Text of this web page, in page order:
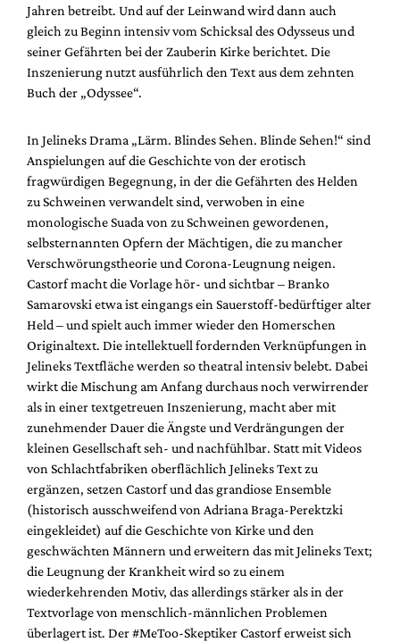
Jahren betreibt. Und auf der Leinwand wird dann auch
gleich zu Beginn intensiv vom Schicksal des Odysseus und
seiner Gefährten bei der Zauberin Kirke berichtet. Die
Inszenierung nutzt ausführlich den Text aus dem zehnten
Buch der „Odyssee“.
In Jelineks Drama „Lärm. Blindes Sehen. Blinde Sehen!“ sind
Anspielungen auf die Geschichte von der erotisch
fragwürdigen Begegnung, in der die Gefährten des Helden
zu Schweinen verwandelt sind, verwoben in eine
monologische Suada von zu Schweinen gewordenen,
selbsternannten Opfern der Mächtigen, die zu mancher
Verschwörungstheorie und Corona-Leugnung neigen.
Castorf macht die Vorlage hör- und sichtbar – Branko
Samarovski etwa ist eingangs ein Sauerstoff-bedürftiger alter
Held – und spielt auch immer wieder den Homerschen
Originaltext. Die intellektuell fordernden Verknüpfungen in
Jelineks Textfläche werden so theatral intensiv belebt. Dabei
wirkt die Mischung am Anfang durchaus noch verwirrender
als in einer textgetreuen Inszenierung, macht aber mit
zunehmender Dauer die Ängste und Verdrängungen der
kleinen Gesellschaft seh- und nachfühlbar. Statt mit Videos
von Schlachtfabriken oberflächlich Jelineks Text zu
ergänzen, setzen Castorf und das grandiose Ensemble
(historisch ausschweifend von Adriana Braga-Perektzki
eingekleidet) auf die Geschichte von Kirke und den
geschwächten Männern und erweitern das mit Jelineks Text;
die Leugnung der Krankheit wird so zu einem
wiederkehrenden Motiv, das allerdings stärker als in der
Textvorlage von menschlich-männlichen Problemen
überlagert ist. Der #MeToo-Skeptiker Castorf erweist sich